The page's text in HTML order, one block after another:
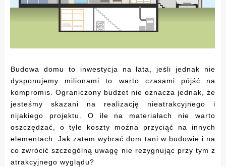
Budowa domu to inwestycja na lata, jeśli jednak nie
dysponujemy milionami to warto czasami pójść na
kompromis. Ograniczony budżet nie oznacza jednak, że
jesteśmy skazani na realizację nieatrakcyjnego i
nijakiego projektu. O ile na materiałach nie warto
oszczędzać, o tyle koszty można przyciąć na innych
elementach. Jak zatem wybrać dom tani w budowie i na
co zwrócić szczególną uwagę nie rezygnując przy tym z
atrakcyjnego wyglądu?